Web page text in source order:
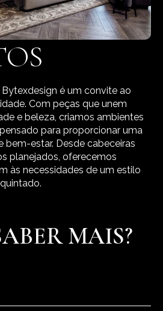
é um convite ao
Com peças que unem
e beleza, criamos ambientes
para proporcionar uma
bem-estar. Desde cabeceiras
planejados, oferecemos
às necessidades de um estilo
MAIS?